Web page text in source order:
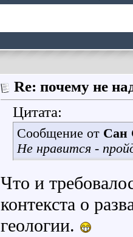
Re: почему не
Цитата:
Сообщение от Сан
Не нравится -
Что и
контекста о
геологии.